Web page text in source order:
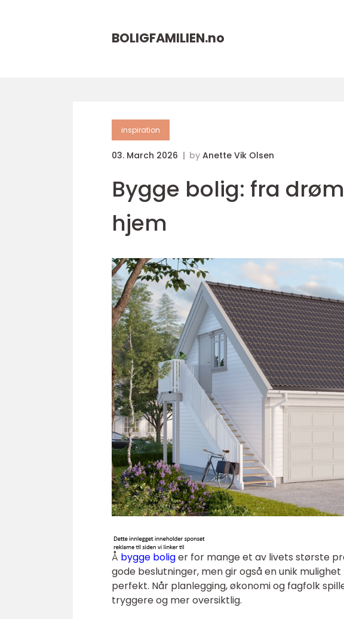
BOLIGFAMILIEN.no
inspiration
03. March 2026 by Anette Vik Olsen
Bygge bolig: fra
hjem
Å bygge boliger for mange et av livets største
gode beslutninger, men gir også en unik
perfekt. Når planlegging, økonomi og fagfolk
tryggere og mer oversiktlig.